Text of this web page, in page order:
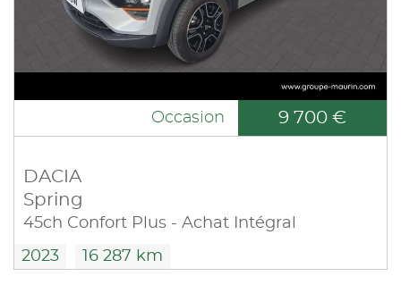
Occasion 9 700 €
DACIA
Spring
45ch Confort Plus - Achat Intégral
2023 16 287 km